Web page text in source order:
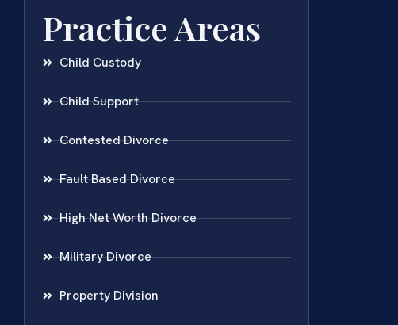
Practice Areas
Child Custody
Child Support
Contested Divorce
Fault Based Divorce
High Net Worth Divorce
Military Divorce
Property Division